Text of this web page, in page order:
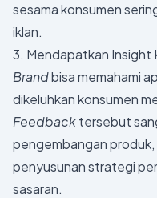
sesama konsumen
iklan.
3. Mendapatkan Insight
Brandbisa memahami
dikeluhkan konsumen
Feedbacktersebut
pengembangan
penyusunan strategi
sasaran.